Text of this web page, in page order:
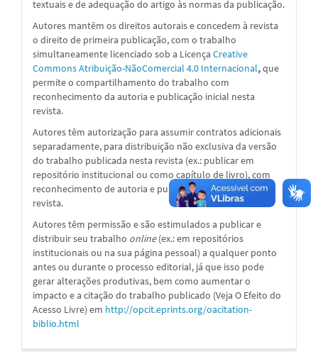
textuais e de adequação do artigo às normas da publicação.
Autores mantêm os direitos autorais e concedem à revista
o direito de primeira publicação, com o trabalho
simultaneamente licenciado sob a Licença Creative
Commons Atribuição-NãoComercial 4.0 Internacional,que
permite o compartilhamento do trabalho com
reconhecimento da autoria e publicação inicial nesta
revista.
Autores têm autorização para assumir contratos adicionais
separadamente, para distribuição não exclusiva da versão
do trabalho publicada nesta revista (ex.: publicar em
repositório institucional ou como capítulo de livro), com
reconhecimento de autoria e publicação inicial nesta
revista.
Autores têm permissão e são estimulados a publicar e
distribuir seu trabalho online(ex.: em repositórios
institucionais ou na sua página pessoal) a qualquer ponto
antes ou durante o processo editorial, já que isso pode
gerar alterações produtivas, bem como aumentar o
impacto e a citação do trabalho publicado (Veja O Efeito do
Acesso Livre) em http://opcit.eprints.org/oacitation-
biblio.html